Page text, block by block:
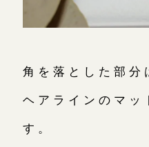
角を落とした部分
ヘアラインのマッ
す。